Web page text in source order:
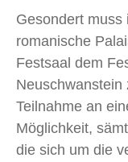
Gesondert muss
romanische
Festsaal dem
Neuschwanstein
Teilnahme an
Möglichkeit,
die sich um die